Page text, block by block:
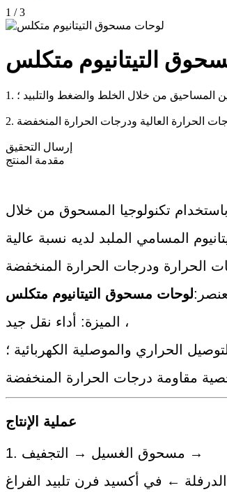
1 / 3
التيتانيوم متكلس
المساحيق من خلال الخلط والضغط والتلبيد ؛
إرسال التحقيق
مقدمة المنتج
تكنولوجيا المسحوق من خلال
المسامي الملبد لديه نسبة عالية
لوحات مسحوق التيتانيوم متكلس
الميزة: أداء نقل جيد ،
الحراري والموصلية الكهربائية ؛
عملية الإنتاج
1. مسحوق الغسيل → التجفيف →
← في أكسيد فرن تلبيد الفراغ